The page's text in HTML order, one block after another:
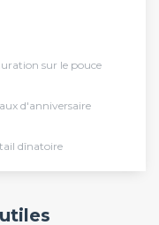
sur le pouce
d'anniversaire
dînatoire